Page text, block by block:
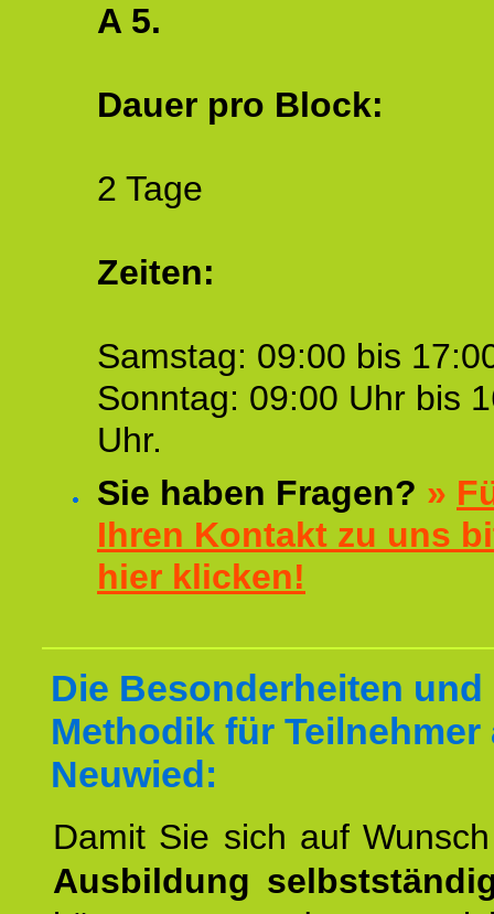
A 5.
Dauer pro Block:
2 Tage
Zeiten:
Samstag: 09:00 bis
Sonntag: 09:00 Uhr bis
Uhr.
Sie haben Fragen? »
Ihren Kontakt zu uns
hier klicken!
Die Besonderheiten und
Methodik für Teilnehmer
Neuwied:
Damit Sie sich auf
Ausbildung